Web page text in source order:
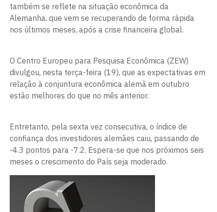
também se reflete na situação econômica da
Alemanha, que vem se recuperando de forma rápida
nos últimos meses, após a crise financeira global.
O Centro Europeu para Pesquisa Econômica (ZEW)
divulgou, nesta terça-feira (19), que as expectativas em
relação à conjuntura econômica alemã em outubro
estão melhores do que no mês anterior.
Entretanto, pela sexta vez consecutiva, o índice de
confiança dos investidores alemães caiu, passando de
-4.3 pontos para -7.2. Espera-se que nos próximos seis
meses o crescimento do País seja moderado.